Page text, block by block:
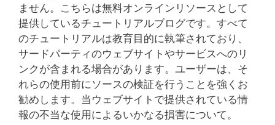
ません。こちらは無料オンラインリソースとして
提供しているチュートリアルブログです。すべて
のチュートリアルは教育目的に執筆されており、
サードパーティのウェブサイトやサービスへのリ
ンクが含まれる場合があります。ユーザーは、そ
れらの使用前にソースの検証を行うことを強くお
勧めします。当ウェブサイトで提供されている情
報の不当な使用によるいかなる損害について。